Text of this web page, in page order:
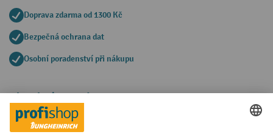
Doprava zdarma od 1300 Kč
Bezpečná ochrana dat
Osobní poradenství při nákupu
Platební metody
Faktura